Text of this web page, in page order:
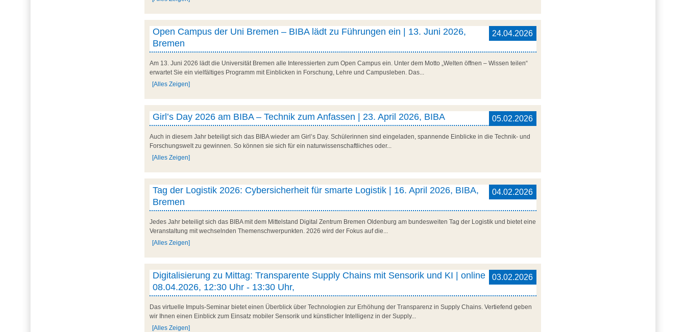
24.04.2026
Open Campus der Uni Bremen – BIBA lädt zu Führungen ein | 13. Juni 2026,
Bremen
Am 13. Juni 2026 lädt die Universität Bremen alle Interessierten zum Open Campus ein. Unter dem Motto „Welten öffnen – Wissen teilen“
erwartet Sie ein vielfältiges Programm mit Einblicken in Forschung, Lehre und Campusleben. Das...
[Alles Zeigen]
05.02.2026
Girl’s Day 2026 am BIBA – Technik zum Anfassen | 23. April 2026, BIBA
Auch in diesem Jahr beteiligt sich das BIBA wieder am Girl’s Day. Schülerinnen sind eingeladen, spannende Einblicke in die Technik- und
Forschungswelt zu gewinnen. So können sie sich für ein naturwissenschaftliches oder...
[Alles Zeigen]
04.02.2026
Tag der Logistik 2026: Cybersicherheit für smarte Logistik | 16. April 2026, BIBA,
Bremen
Jedes Jahr beteiligt sich das BIBA mit dem Mittelstand Digital Zentrum Bremen Oldenburg am bundesweiten Tag der Logistik und bietet eine
Veranstaltung mit wechselnden Themenschwerpunkten. 2026 wird der Fokus auf die...
[Alles Zeigen]
03.02.2026
Digitalisierung zu Mittag: Transparente Supply Chains mit Sensorik und KI | online
08.04.2026, 12:30 Uhr - 13:30 Uhr,
Das virtuelle Impuls-Seminar bietet einen Überblick über Technologien zur Erhöhung der Transparenz in Supply Chains. Vertiefend geben
wir Ihnen einen Einblick zum Einsatz mobiler Sensorik und künstlicher Intelligenz in der Supply...
[Alles Zeigen]